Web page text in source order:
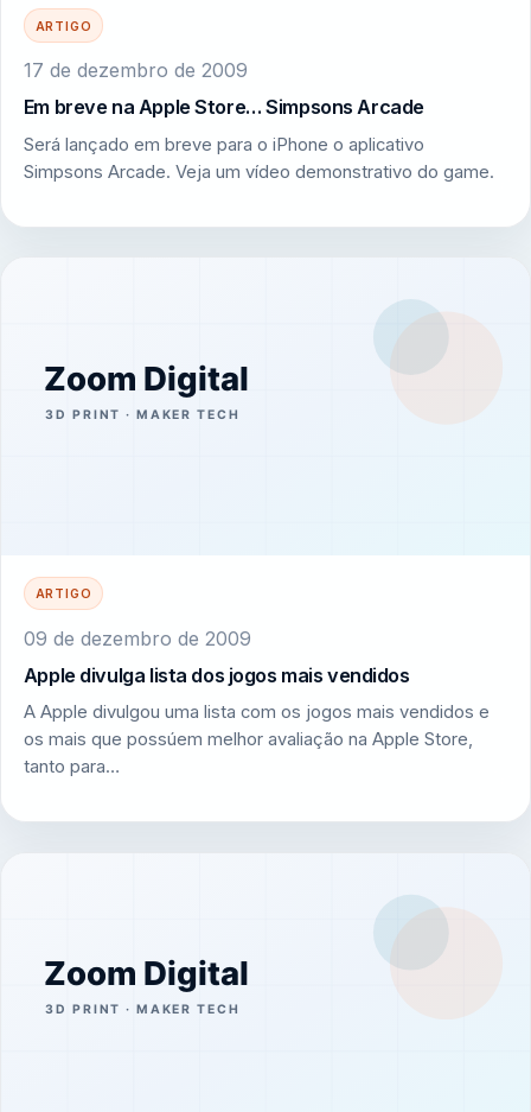
ARTIGO
17 de dezembro de 2009
Em breve na Apple Store… Simpsons Arcade
Será lançado em breve para o iPhone o aplicativo
Simpsons Arcade. Veja um vídeo demonstrativo do game.
ARTIGO
09 de dezembro de 2009
Apple divulga lista dos jogos mais vendidos
A Apple divulgou uma lista com os jogos mais vendidos e
os mais que possúem melhor avaliação na Apple Store,
tanto para…